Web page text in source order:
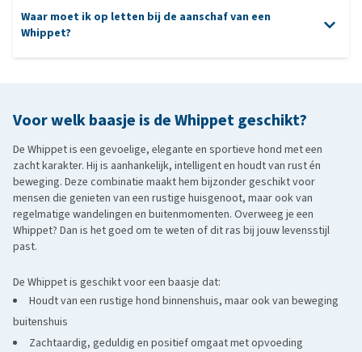
kauwproduct
progressieve retina atrofie
staar,Greyhound: de grotere neef van de Whippet; elegant, rustig in
Saluki: sierlijk, zelfstandig en gevoelig; iets gereserveerder van
Basenji: klein, sierlijk, intelligent en eigenzinnig, met een grote
behoefte aan beweging.
Podenco Ibicenco: levendig, elegant en zelfstandig, vaak met
een zachte aard en veel energie.
Waar moet ik op letten bij de aanschaf van een
Whippet?
Voor welk baasje is de Whippet geschikt?
De Whippet is een gevoelige, elegante en sportieve hond met een
zacht karakter. Hij is aanhankelijk, intelligent en houdt van rust én
beweging. Deze combinatie maakt hem bijzonder geschikt voor
mensen die genieten van een rustige huisgenoot, maar ook van
regelmatige wandelingen en buitenmomenten. Overweeg je een
Whippet? Dan is het goed om te weten of dit ras bij jouw levensstijl
past.
De Whippet is geschikt voor een baasje dat:
Houdt van een rustige hond binnenshuis, maar ook van beweging
buitenshuis
Zachtaardig, geduldig en positief omgaat met opvoeding